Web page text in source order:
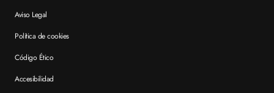
Aviso Legal
Política de cookies
Código Ético
Accesibilidad